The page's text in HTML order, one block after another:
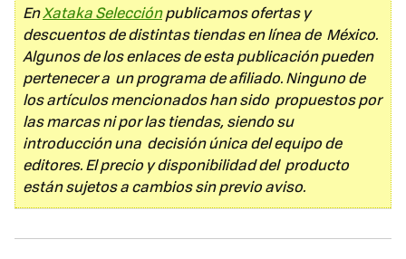
EnXataka Selecciónpublicamos ofertas y
descuentos de distintas tiendas en línea de México.
Algunos de los enlaces de esta publicación pueden
pertenecer a un programa de afiliado. Ninguno de
los artículos mencionados han sido propuestos por
las marcas ni por las tiendas, siendo su
introducción una decisión única del equipo de
editores. El precio y disponibilidad del producto
están sujetos a cambios sin previo aviso.